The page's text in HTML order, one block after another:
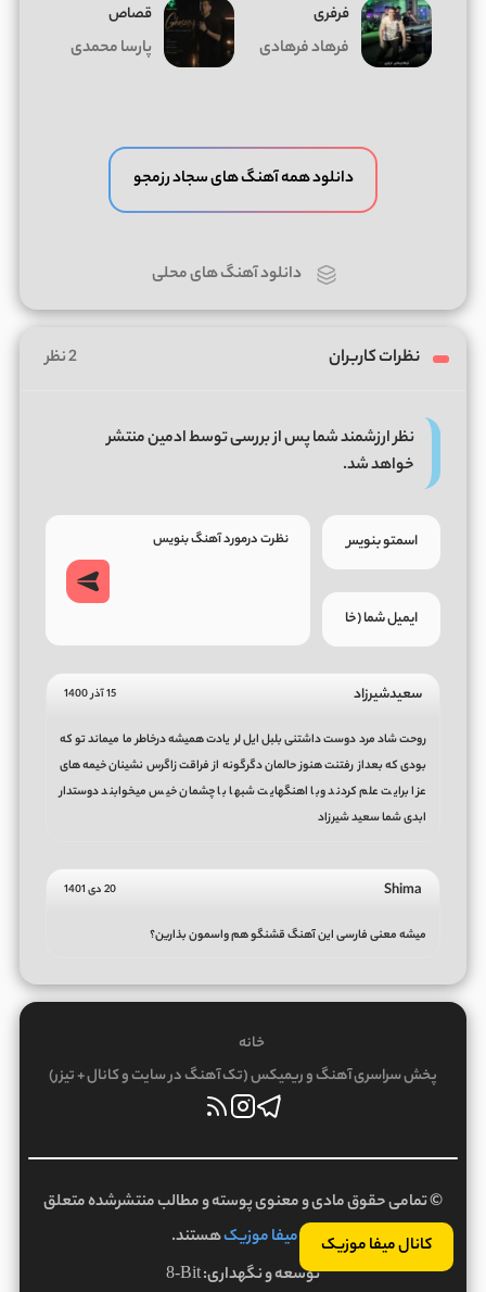
کانال میفا موزیک
فرفری
فرهاد فرهادی
قصاص
پارسا محمدی
دانلود همه آهنگ های سجاد رزمجو
دانلود آهنگ های محلی
نظرات کاربران 2 نظر
نظر ارزشمند شما پس از بررسی توسط ادمین منتشر
خواهد شد.
سعیدشیرزاد 15 آذر 1400
روحت شاد مرد دوست داشتنی بلبل ایل لر یادت همیشه درخاطر ما میماند تو که
بودی که بعداز رفتنت هنوز حالمان دگرگونه از فراقت زاگرس نشینان خیمه های
عزا برایت علم کردند وبا اهنگهایت شبها با چشمان خیس میخوابند دوستدار
ابدی شما سعید شیرزاد
Shima 20 دی 1401
میشه معنی فارسی این آهنگ قشنگو هم واسمون بذارین؟
خانه
پخش سراسری آهنگ و ریمیکس (تک آهنگ در سایت و کانال + تیزر)
© تمامی حقوق مادی و معنوی پوسته و مطالب منتشرشده متعلق
بهمیفا موزیکهستند.
توسعه و نگهداری:8-Bit